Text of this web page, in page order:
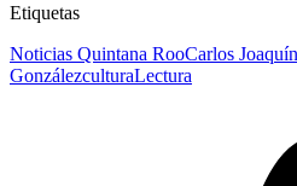
Etiquetas
Noticias Quintana RooCarlos Joaquín
GonzálezculturaLectura